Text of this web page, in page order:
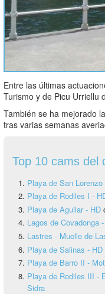
Entre las últimas
Turismo y de Picu Urriellu
También se ha mejorado
tras varias semanas
Top 10 cams del
Playa de San
Playa de Rodiles I -
Playa de Aguilar - HD
Lagos de Covadonga
Lastres - Muelle de
Playa de Salinas - HD
Playa de Barro II -
Playa de Rodiles III -
Sidra